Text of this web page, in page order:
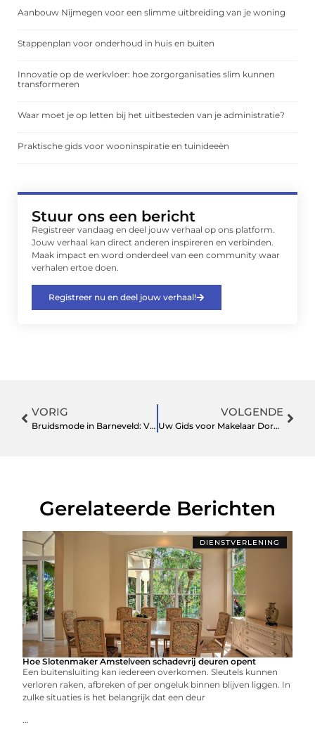
Aanbouw Nijmegen voor een slimme uitbreiding van je woning
Stappenplan voor onderhoud in huis en buiten
Innovatie op de werkvloer: hoe zorgorganisaties slim kunnen
transformeren
Waar moet je op letten bij het uitbesteden van je administratie?
Praktische gids voor wooninspiratie en tuinideeën
Stuur ons een bericht
Registreer vandaag en deel jouw verhaal op ons platform.
Jouw verhaal kan direct anderen inspireren en verbinden.
Maak impact en word onderdeel van een community waar
verhalen ertoe doen.
Registreer nu en deel jouw verhaal!
VORIG
Bruidsmode in Barneveld: Vind je droomjurk hier!
VOLGENDE
Uw Gids voor Makelaar Dordrecht en de Nederlandse Vastgoedmarkt
Gerelateerde Berichten
DIENSTVERLENING
Hoe Slotenmaker Amstelveen schadevrij deuren opent
Een buitensluiting kan iedereen overkomen. Sleutels kunnen
verloren raken, afbreken of per ongeluk binnen blijven liggen. In
zulke situaties is het belangrijk dat een deur
...